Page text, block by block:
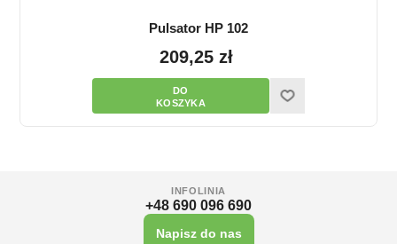
Pulsator HP 102
209,25 zł
INFOLINIA
+48 690 096 690
Napisz do nas